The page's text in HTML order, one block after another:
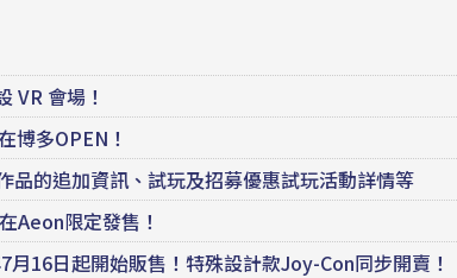
VR 會場！
博多OPEN！
品的追加資訊、試玩及招募優惠試玩活動詳情等
Aeon限定發售！
16日起開始販售！特殊設計款Joy-Con同步開賣！